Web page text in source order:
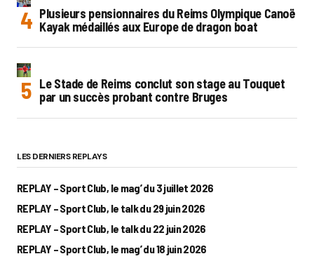
Plusieurs pensionnaires du Reims Olympique Canoë
Kayak médaillés aux Europe de dragon boat
Le Stade de Reims conclut son stage au Touquet
par un succès probant contre Bruges
LES DERNIERS REPLAYS
REPLAY – Sport Club, le mag’ du 3 juillet 2026
REPLAY – Sport Club, le talk du 29 juin 2026
REPLAY – Sport Club, le talk du 22 juin 2026
REPLAY – Sport Club, le mag’ du 18 juin 2026